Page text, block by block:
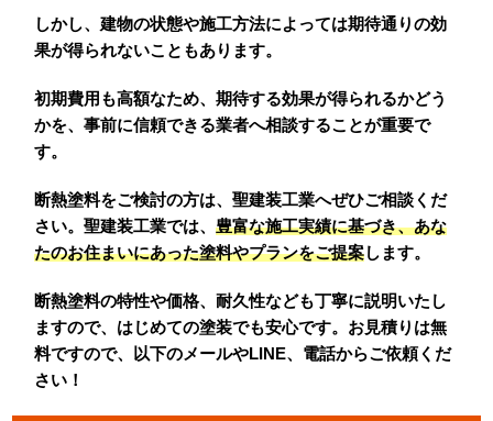
しかし、建物の状態や施工方法によっては期待通りの効
果が得られないこともあります。
初期費用も高額なため、期待する効果が得られるかどう
かを、事前に信頼できる業者へ相談することが重要で
す。
断熱塗料をご検討の方は、聖建装工業へぜひご相談くだ
さい。聖建装工業では、豊富な施工実績に基づき、あな
たのお住まいにあった塗料やプランをご提案します。
断熱塗料の特性や価格、耐久性なども丁寧に説明いたし
ますので、はじめての塗装でも安心です。お見積りは無
料ですので、以下のメールやLINE、電話からご依頼くだ
さい！